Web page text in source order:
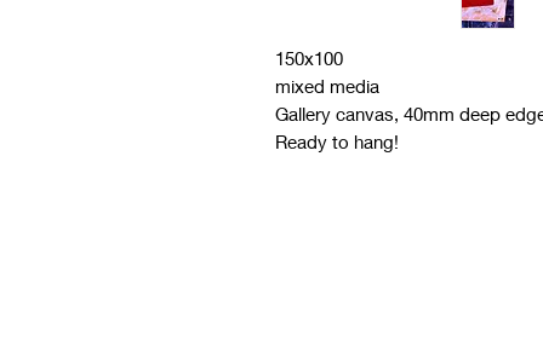
150x100
mixed media
Gallery canvas, 40mm deep
Ready to hang!